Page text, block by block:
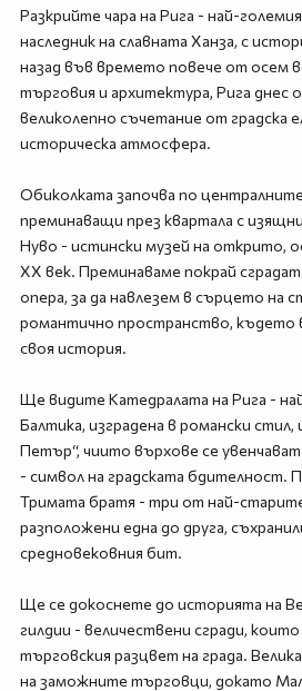
Разкрийте чара на Рига - най-
наследник на славната Ханза, с
назад във времето повече от осем
търговия и архитектура, Рига днес
великолепно съчетание от градска
историческа атмосфера.
Обиколката започва по
преминаващи през квартала с
Нуво - истински музей на открито,
XX век. Преминаваме покрай
опера, за да навлезем в сърцето на
романтично пространство, където
своя история.
Ще видите Катедралата на Рига -
Балтика, изградена в романски
Петър“, чиито върхове се
- символ на градската бдителност.
Тримата братя - три от най-
разположени една до друга,
средновековния бит.
Ще се докоснете до историята на
гилдии - величествени сгради,
търговския разцвет на града.
на заможните търговци, докато